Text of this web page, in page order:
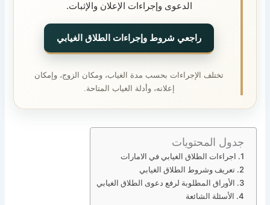
الدعوى وإجراءات الإعلان والإثبات.
راجعي شروط وإجراءات الطلاق الغيابي
تختلف الإجراءات بحسب مدة الغياب، ومكان الزوج، وإمكان
إعلانه، وأدلة الغياب المتاحة.
جدول المحتويات
اجراءات الطلاق الغيابي في الامارات
تعريف وشروط الطلاق الغيابي
الأوراق المطلوبة لرفع دعوى الطلاق الغيابي
الأسئلة الشائعة